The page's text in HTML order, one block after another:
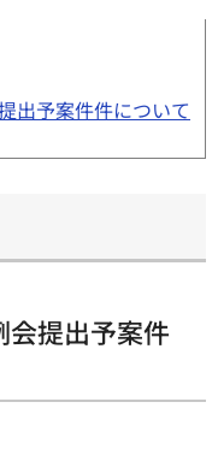
出予案件件について
提出予案件